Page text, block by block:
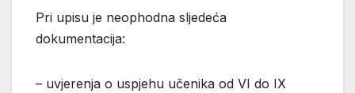
Pri upisu je neophodna sljedeća
dokumentacija:
– uvjerenja o uspjehu učenika od VI do IX